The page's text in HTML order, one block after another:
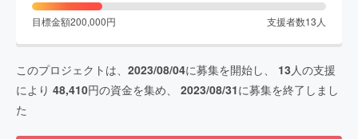
目標金額200,000円 支援者数13 人
このプロジェクトは、 2023/08/04に募集を開始し、 13 人の支援
により 48,410円の資金を集め、 2023/08/31に募集を終了しまし
た